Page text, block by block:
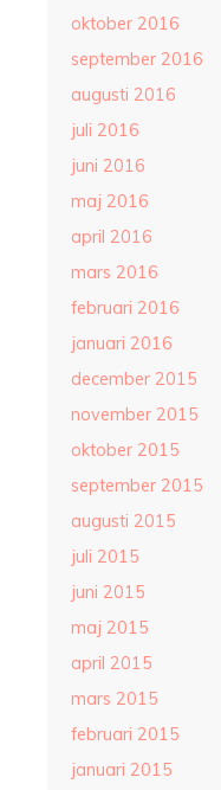
oktober 2016
september 2016
augusti 2016
juli 2016
juni 2016
maj 2016
april 2016
mars 2016
februari 2016
januari 2016
december 2015
november 2015
oktober 2015
september 2015
augusti 2015
juli 2015
juni 2015
maj 2015
april 2015
mars 2015
februari 2015
januari 2015